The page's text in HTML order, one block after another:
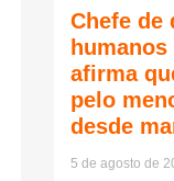
Chefe de
humanos
afirma
pelo
desde
5 de agosto de